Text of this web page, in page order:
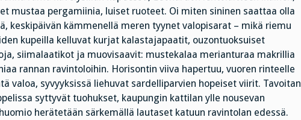
mustaa pergamiinia, luiset ruoteet. Oi miten sininen saattaa olla
keskipäivän kämmenellä meren tyynet valopisarat – mikä riemu
kupeilla kelluvat kurjat kalastajapaatit, ouzontuoksuiset
siimalaatikot ja muovisaavit: mustekalaa merianturaa makrillia
rannan ravintoloihin. Horisontin viiva hapertuu, vuoren rinteelle
valoa, syvyyksissä liehuvat sardelliparvien hopeiset viirit. Tavoitan
syttyvät tuohukset, kaupungin kattilan ylle nousevan
herätetään särkemällä lautaset katuun ravintolan edessä.